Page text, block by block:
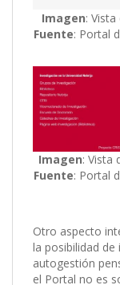
Imagen:
Fuente: Portal
Imagen: Vista
Fuente: Portal
Otro aspecto
la posibilidad de
autogestión
el Portal no es